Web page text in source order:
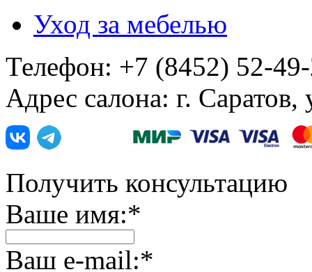
Уход за мебелью
Телефон: +7 (8452) 52-
Адрес салона: г. Саратов,
Получить консультацию
Ваше имя:*
Ваш e-mail:*